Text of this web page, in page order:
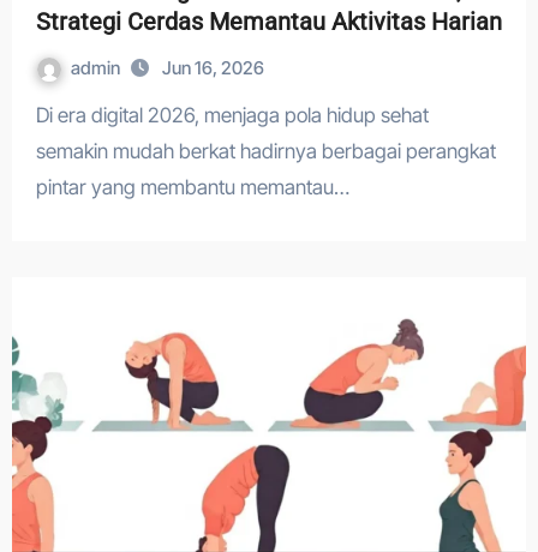
Strategi Cerdas Memantau Aktivitas Harian
admin Jun 16, 2026
Di era digital 2026, menjaga pola hidup sehat
semakin mudah berkat hadirnya berbagai perangkat
pintar yang membantu memantau…